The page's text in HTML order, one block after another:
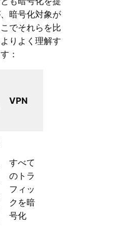
暗号化対象が
でそれらを比
りよく理解す
：
VPN
すべて
のトラ
フィッ
クを暗
号化